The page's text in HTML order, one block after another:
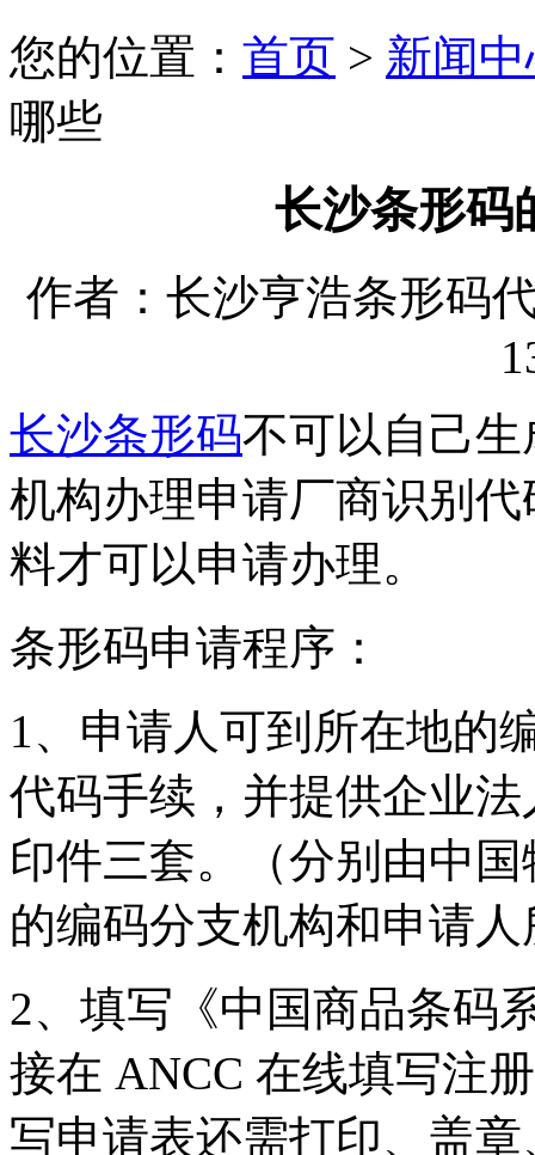
您的位置： 首页 > 新闻
哪些
长沙条形码
作者：长沙亨浩条形码
长沙条形码不可以自己
机构办理申请厂商识别
料才可以申请办理。
条形码申请程序：
1、申请人可到所在地的
代码手续，并提供企业
印件三套。（分别由中
的编码分支机构和申请
2、填写《中国商品条码
接在 ANCC 在线填写注
写申请表还需打印、盖